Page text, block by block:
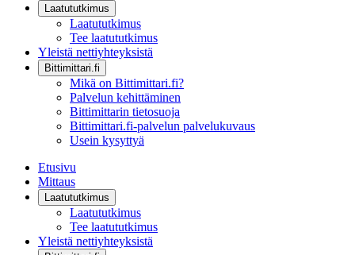
Laatututkimus
Laatututkimus
Tee laatututkimus
Yleistä nettiyhteyksistä
Bittimittari.fi
Mikä on Bittimittari.fi?
Palvelun kehittäminen
Bittimittarin tietosuoja
Bittimittari.fi-palvelun palvelukuvaus
Usein kysyttyä
Etusivu
Mittaus
Laatututkimus
Laatututkimus
Tee laatututkimus
Yleistä nettiyhteyksistä